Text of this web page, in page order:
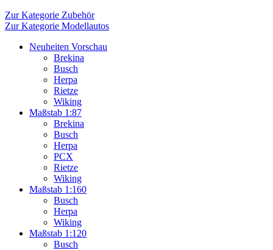
Zur Kategorie Zubehör
Zur Kategorie Modellautos
Neuheiten Vorschau
Brekina
Busch
Herpa
Rietze
Wiking
Maßstab 1:87
Brekina
Busch
Herpa
PCX
Rietze
Wiking
Maßstab 1:160
Busch
Herpa
Wiking
Maßstab 1:120
Busch